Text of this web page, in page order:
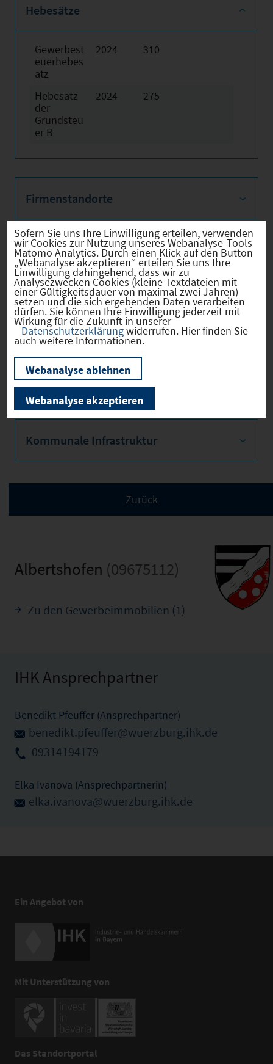
Hebesätze
Gewerbest
euerhebes
atz
2024 310
Hebesatz
der
Grundsteu
er B
2024 275
Firmenstandorte
Bevölkerung
Sozialvers. Beschäftigte
Verkehrsinfrastruktur
Kommunale Infrastruktur
Albertshofen (09675112)
Zu den Gewerbeimmobilien (1)
IHK Ansprechpartner
Benedikt Pfeuffer (Ansprechpartner)
benedikt.pfeuffer@wuerzburg.ihk.de
09314194179
Elka Ivanova (Ansprechpartnerin)
elka.ivanova@wuerzburg.ihk.de
Ein Angebot von
Mit Unterstützung von
Das Standortportal
Sofern Sie uns Ihre Einwilligung erteilen, verwenden
wir Cookies zur Nutzung unseres Webanalyse-Tools
Matomo Analytics. Durch einen Klick auf den Button
„Webanalyse akzeptieren“ erteilen Sie uns Ihre
Einwilligung dahingehend, dass wir zu
Analysezwecken Cookies (kleine Textdateien mit
einer Gültigkeitsdauer von maximal zwei Jahren)
setzen und die sich ergebenden Daten verarbeiten
dürfen. Sie können Ihre Einwilligung jederzeit mit
Wirkung für die Zukunft in unserer
Datenschutzerklärungwiderrufen. Hier finden Sie
auch weitere Informationen.
Webanalyse ablehnen
Webanalyse akzeptieren